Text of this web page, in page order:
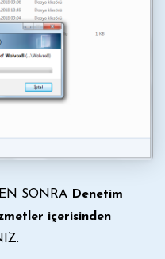
SONRA Denetim
içerisinden